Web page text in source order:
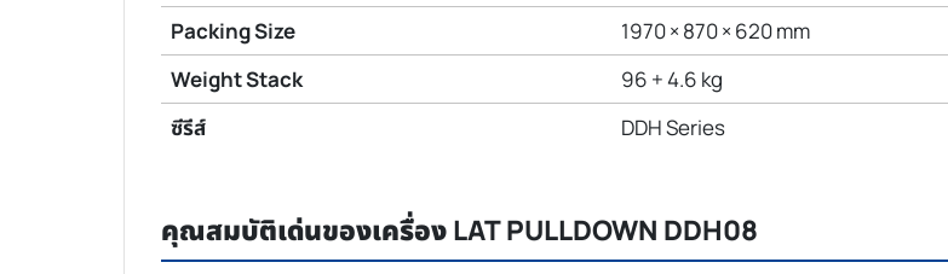
Packing Size
1970 × 870 × 620 mm
Weight Stack
96 + 4.6 kg
ซีรีส์
DDH Series
คุณสมบัติเด่นของเครื่อง LAT PULLDOWN DDH08